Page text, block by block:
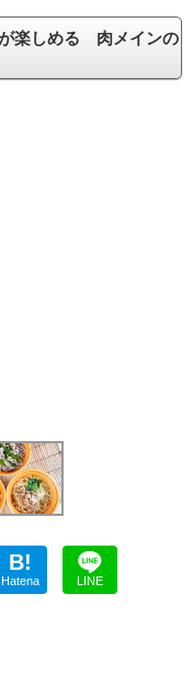
が楽しめる 肉メインの
B!
Hatena LINE